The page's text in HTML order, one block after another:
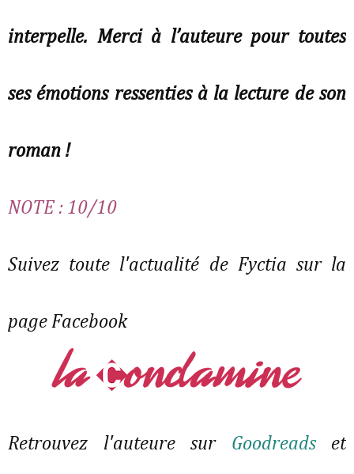
interpelle. Merci à l’auteure pour toutes
ses émotions ressenties à la lecture de son
roman !
NOTE : 10/10
Suivez toute l'actualité de Fyctia sur la
page Facebook
Retrouvez l'auteure sur Goodreadset